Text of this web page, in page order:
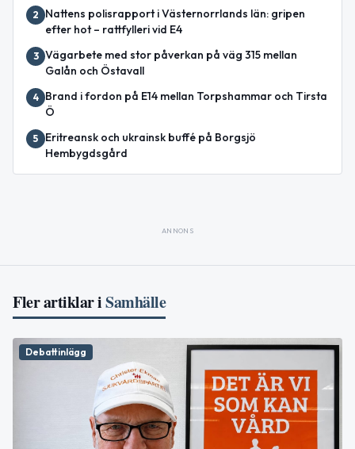
2
Nattens polisrapport i Västernorrlands län: gripen
efter hot – rattfylleri vid E4
3 Vägarbete med stor påverkan på väg 315 mellan
Galån och Östavall
4
Brand i fordon på E14 mellan Torpshammar och Tirsta
Ö
5
Eritreansk och ukrainsk buffé på Borgsjö
Hembygdsgård
ANNONS
Fler artiklar iSamhälle
Debattinlägg